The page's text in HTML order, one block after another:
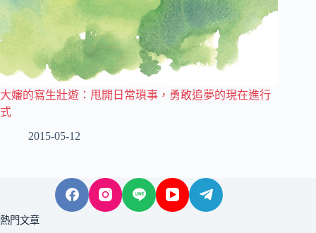
大嬸的寫生壯遊：甩開日常瑣事，勇敢追夢的現在進行
式
2015-05-12
熱門文章